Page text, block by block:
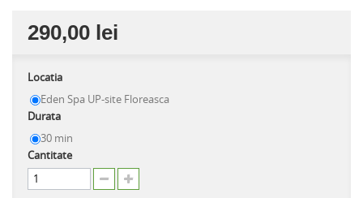
290,00 lei
Locatia
Eden Spa UP-site Floreasca
Durata
30 min
Cantitate